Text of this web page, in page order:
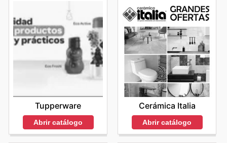
Tupperware
Abrir catálogo
Cerámica Italia
Abrir catálogo